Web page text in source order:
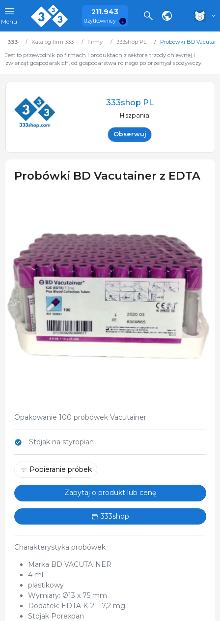
Menu
211.943
Użytkownicy
333 Katalog firm 333 Firmy 333shop PL
Probówki BD
Jest to przewodnik po firmach i produktach z sektora trzody chlewnej i
zwierząt gospodarskich, od gospodarstwa rolnego po przemysł spożywczy.
333shop PL
Hiszpania
Obserwuj
Probówki BD Vacutainer z EDTA
Opakowanie 100 probówek Vacutainer
Stojak na styropian
Pobieranie próbek
Zapytaj o produkt lub cenę
333shop
Charakterystyka probówek
Marka BD VACUTAINER
4 ml
plastikowy
Wymiary: Ø13 x 75 mm
Dodatek: EDTA K-2 – 7,2 mg
Stojak Porexpan